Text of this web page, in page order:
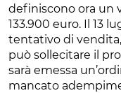
definiscono ora un
133.900 euro. Il 13
tentativo di
può sollecitare il
sarà emessa
mancato